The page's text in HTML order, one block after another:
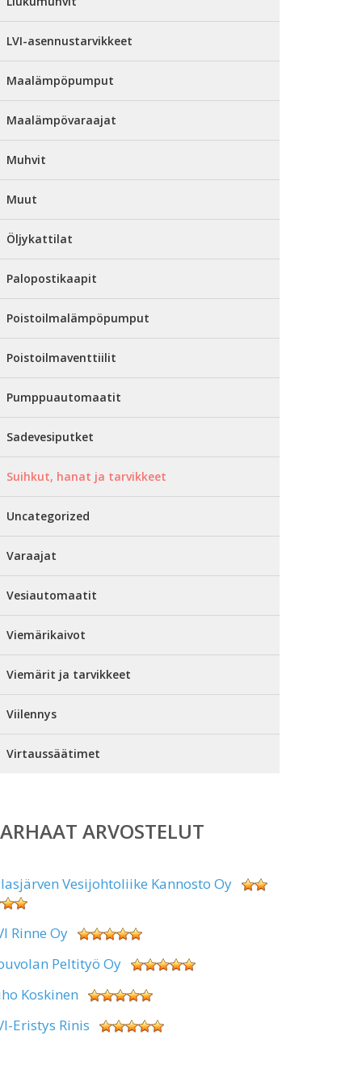
LVI-asennustarvikkeet
Maalämpöpumput
Maalämpövaraajat
Muhvit
Muut
Öljykattilat
Palopostikaapit
Poistoilmalämpöpumput
Poistoilmaventtiilit
Pumppuautomaatit
Sadevesiputket
Suihkut, hanat ja tarvikkeet
Uncategorized
Varaajat
Vesiautomaatit
Viemärikaivot
Viemärit ja tarvikkeet
Viilennys
Virtaussäätimet
ARVOSTELUT
Vesijohtoliike Kannosto Oy
Rinne Oy
Peltityö Oy
Koskinen
Eristys Rinis